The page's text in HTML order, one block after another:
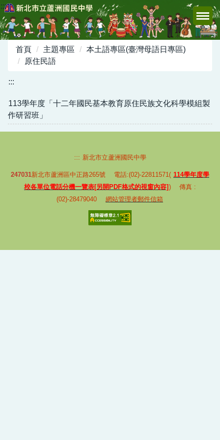
跳
到
主
區
:::
首頁 主題專區
本土語專區(臺灣母語日專區)
原住民語
:::
113學年度「十二年國民基本教育原住民族文化科學模組製
作研習班」
::: 新北市立蘆洲國民中學
247031新北市蘆洲區中正路265號 電話:(02)-22811571( 114學年度學
校各單位電話分機一覽表[另開PDF格式的視窗內容]) 傳真 :
(02)-28479040 網站管理者郵件信箱